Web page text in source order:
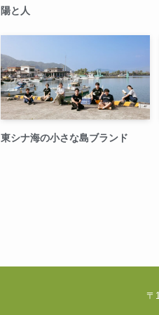
陽と人
東シナ海の小さな島ブランド
〒